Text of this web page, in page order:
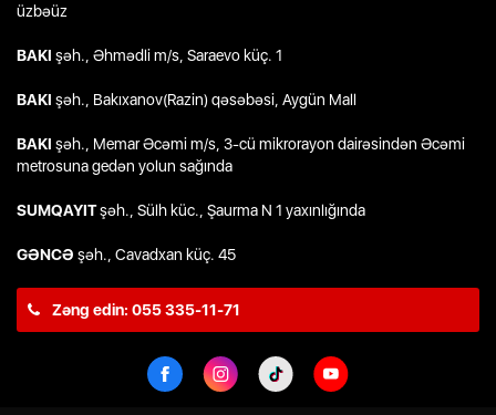
üzbəüz
BAKI şəh., Əhmədli m/s, Saraevo küç. 1
BAKI şəh., Bakıxanov(Razin) qəsəbəsi, Aygün Mall
BAKI şəh., Memar Əcəmi m/s, 3-cü mikrorayon dairəsindən Əcəmi
metrosuna gedən yolun sağında
SUMQAYITşəh., Sülh küc., Şaurma N 1 yaxınlığında
GƏNCƏ şəh., Cavadxan küç. 45
Zəng edin: 055 335-11-71